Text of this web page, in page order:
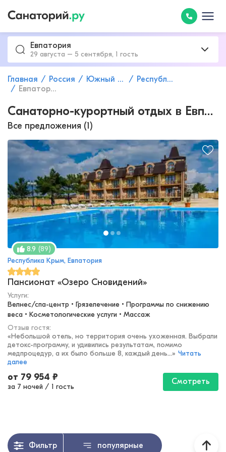
Евпатория
29 августа – 5 сентября, 1 гость
Главная Россия Южный федеральный округ
Республика Крым
Евпатория
Санаторно-курортный отдых в Евпатории всё включено
Все предложения (1)
8.9 (89)
Республика Крым, Евпатория
Пансионат «Озеро Сновидений»
Услуги:
Велнес/спа-центр • Грязелечение • Программы по снижению
веса • Косметологические услуги • Массаж
Отзыв гостя:
«Небольшой отель, но территория очень ухоженная. Выбрали
детокс-программу, и удивились результатам, помимо
медпроцедур, а их было больше 8, каждый день...» Читать
далее
от 79 954 ₽
за 7 ночей / 1 гость
Смотреть
Фильтр популярные